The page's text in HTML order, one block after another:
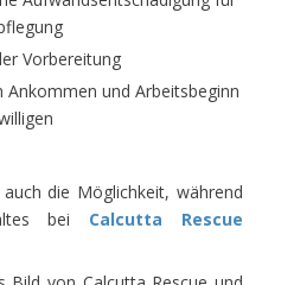
Vorbereitung
und Arbeitsbeginn
die Möglichkeit, während
bei Calcutta Rescue